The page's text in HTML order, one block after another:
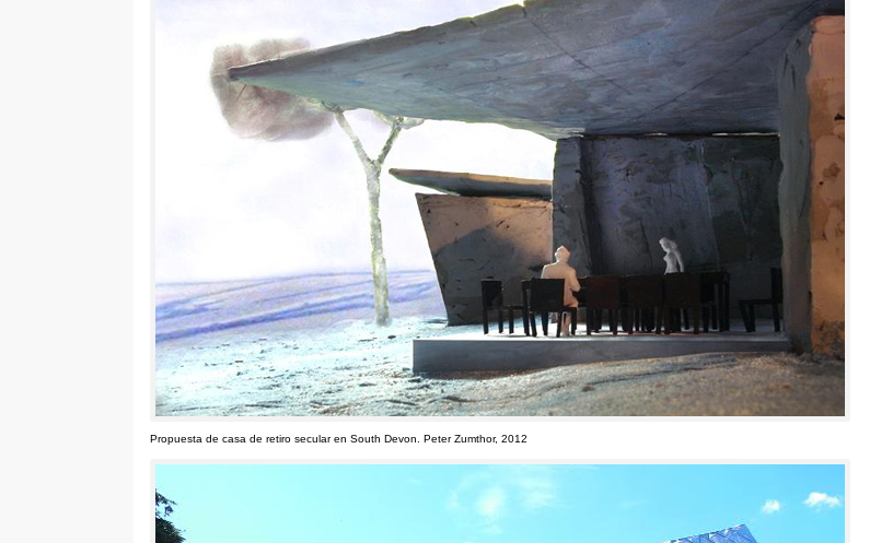
Propuesta de casa de retiro secular en South Devon. Peter Zumthor, 2012